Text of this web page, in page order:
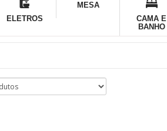
ELETROS
MESA
CAMA E
BANHO